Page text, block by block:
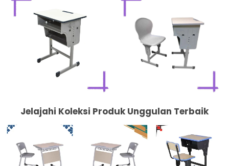
Jelajahi Koleksi Produk Unggulan Terbaik